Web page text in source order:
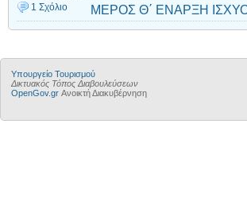
1 Σχόλιο ΜΕΡΟΣ Θ΄ ΕΝΑΡΞΗ
Υπουργείο Τουρισμού
Δικτυακός Τόπος Διαβουλεύσεων
OpenGov.gr Ανοικτή Διακυβέρνηση